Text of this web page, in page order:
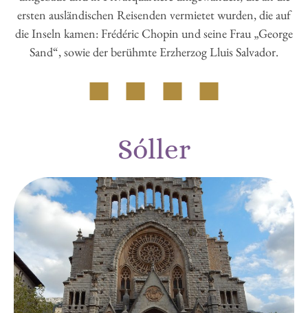
ersten ausländischen Reisenden vermietet wurden, die auf
die Inseln kamen: Frédéric Chopin und seine Frau „George
Sand“, sowie der berühmte Erzherzog Lluis Salvador.
Sóller